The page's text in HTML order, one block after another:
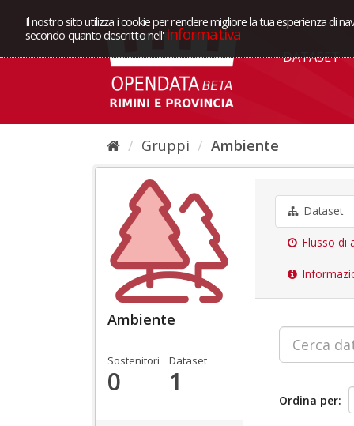
Il nostro sito utilizza i cookie per rendere migliore la tua esperienza di
secondo quanto descritto nell' Informativa
DATASET
Gruppi Ambiente
Ambiente
Sostenitori
0
Dataset
1
Dataset
Flusso di
Ordina per